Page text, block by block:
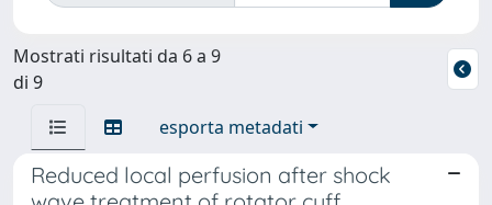
Mostrati risultati da 6 a 9
di 9
esporta metadati
Reduced local perfusion after shock